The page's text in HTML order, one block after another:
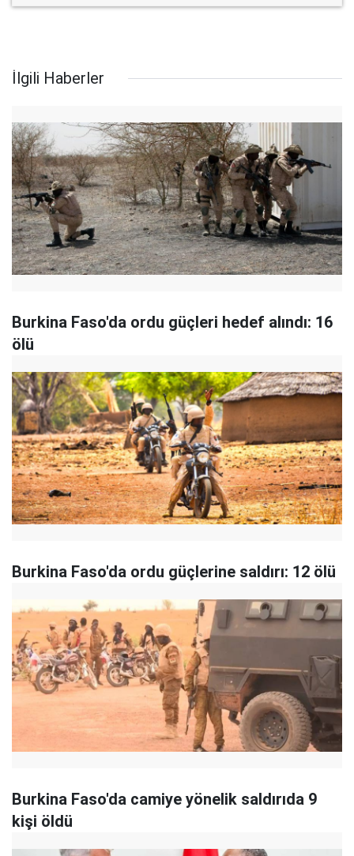
İlgili Haberler
Burkina Faso'da ordu güçleri hedef alındı: 16
ölü
Burkina Faso'da ordu güçlerine saldırı: 12 ölü
Burkina Faso'da camiye yönelik saldırıda 9
kişi öldü